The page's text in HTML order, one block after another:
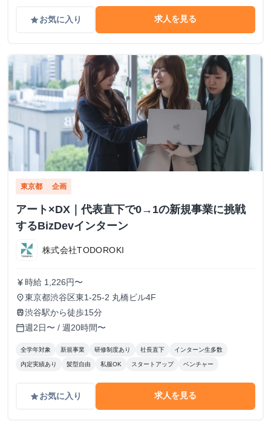
gradeお気に入り 求人を見る
東京都 企画
アート×DX｜代表直下で0→1の新規事業に挑戦
するBizDevインターン
株式会社TODOROKI
currency_yen 時給 1,226円〜
place東京都渋谷区東1-25-2 丸橋ビル4F
train渋谷駅から徒歩15分
calendar_today週2日〜 / 週20時間〜
全学年対象 新規事業 研修制度あり 社長直下 インターン生多数
内定実績あり 髪型自由 私服OK スタートアップ ベンチャー
gradeお気に入り 求人を見る